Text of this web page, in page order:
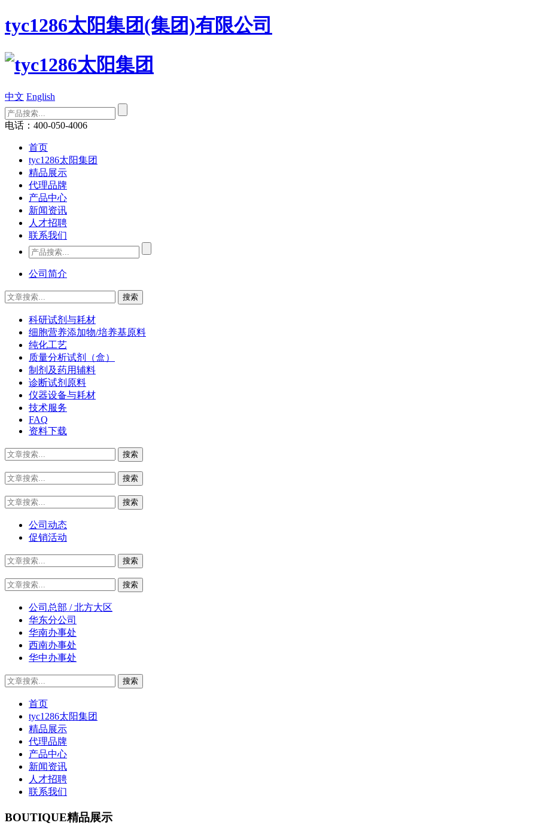
tyc1286太阳集团(集团)有限公司
中文 English
电话：400-050-4006
首页
tyc1286太阳集团
精品展示
代理品牌
产品中心
新闻资讯
人才招聘
联系我们
公司简介
科研试剂与耗材
细胞营养添加物/培养基原料
纯化工艺
质量分析试剂（盒）
制剂及药用辅料
诊断试剂原料
仪器设备与耗材
技术服务
FAQ
资料下载
公司动态
促销活动
公司总部 / 北方大区
华东分公司
华南办事处
西南办事处
华中办事处
首页
tyc1286太阳集团
精品展示
代理品牌
产品中心
新闻资讯
人才招聘
联系我们
BOUTIQUE精品展示